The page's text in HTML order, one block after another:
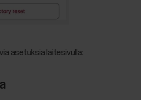
asetuksia laitesivulla: